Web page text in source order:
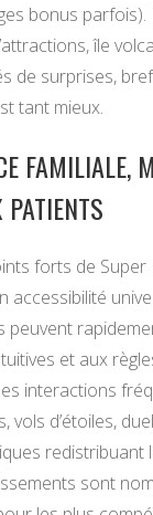
bonus
île
de surprises,
tant mieux.
FAMILIALE,
PATIENTS
forts de
accessibilité
peuvent
et aux
interactions
vols d’étoiles,
redistribuant
sont